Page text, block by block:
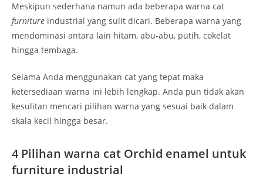
Meskipun sederhana namun ada beberapa warna cat
furniture industrial yang sulit dicari. Beberapa warna yang
mendominasi antara lain hitam, abu-abu, putih, cokelat
hingga tembaga.
Selama Anda menggunakan cat yang tepat maka
ketersediaan warna ini lebih lengkap. Anda pun tidak akan
kesulitan mencari pilihan warna yang sesuai baik dalam
skala kecil hingga besar.
4 Pilihan warna cat Orchid enamel untuk
furniture industrial